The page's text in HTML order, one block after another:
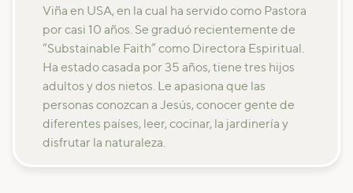
Viña en USA, en la cual ha servido como Pastora
por casi 10 años. Se graduó recientemente de
“Substainable Faith” como Directora Espiritual.
Ha estado casada por 35 años, tiene tres hijos
adultos y dos nietos. Le apasiona que las
personas conozcan a Jesús, conocer gente de
diferentes países, leer, cocinar, la jardinería y
disfrutar la naturaleza.